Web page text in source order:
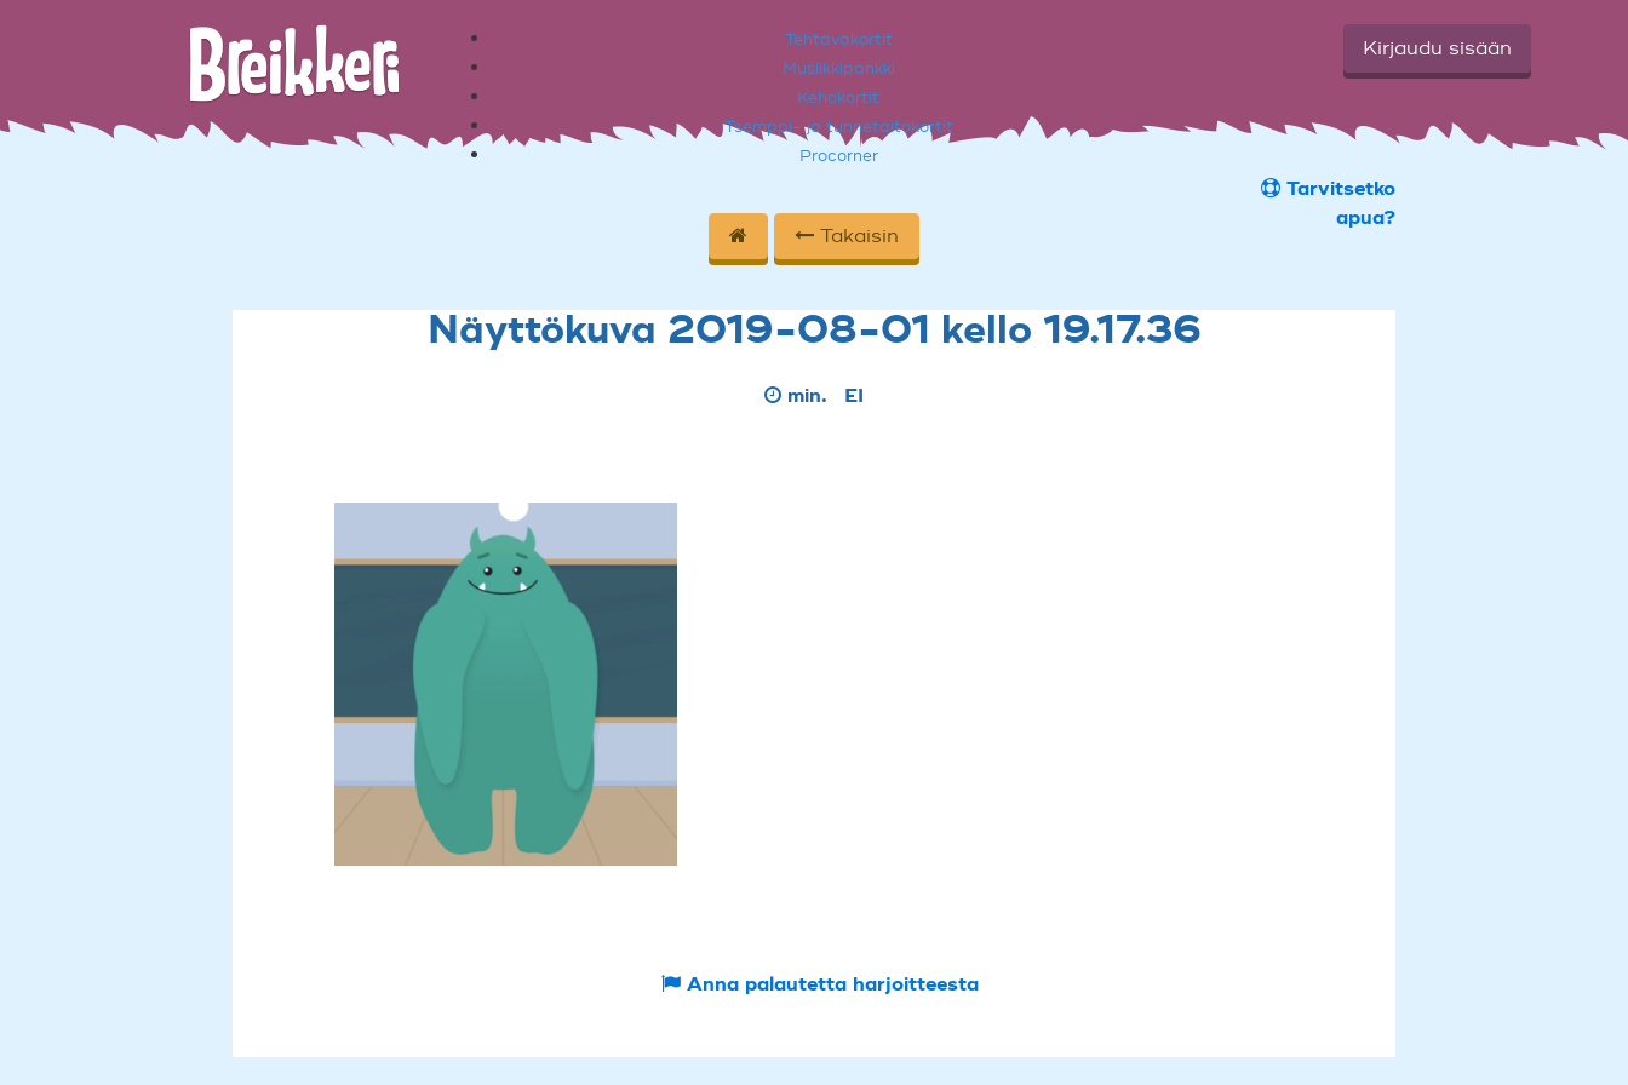
Tehtäväkortit
Musiikkipankki
Kehokortit
Tsemppi- ja tunnetaitokortit
Procorner
Kirjaudu sisään
Tarvitsetko
apua?
Takaisin
Näyttökuva 2019-08-01 kello 19.17.36
min. EI
Anna palautetta harjoitteesta